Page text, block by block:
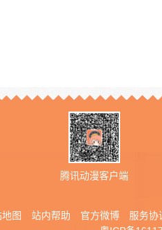
腾讯动漫客户端
地图 站内帮助 官方微博 服务协